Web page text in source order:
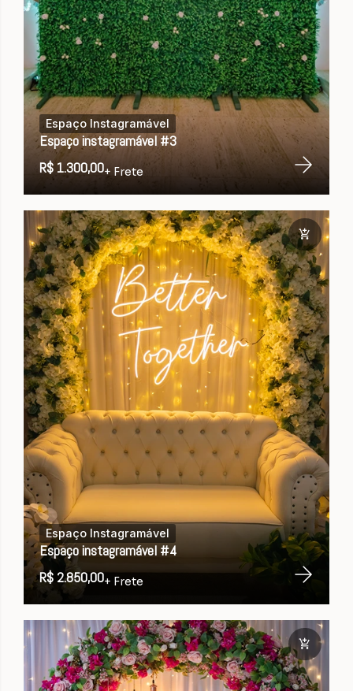
Espaço Instagramável
Espaço instagramável #3
R$ 1.300,00+ Frete
Espaço Instagramável
Espaço instagramável #4
R$ 2.850,00+ Frete